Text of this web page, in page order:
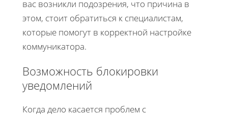
вас возникли подозрения, что причина в
этом, стоит обратиться к специалистам,
которые помогут в корректной настройке
коммуникатора.
Возможность блокировки
уведомлений
Когда дело касается проблем с